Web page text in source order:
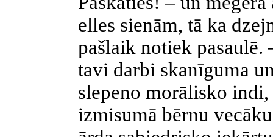
elles sienām, tā ka
pašlaik notiek
tavi darbi skanīguma
slepeno morālisko
izmisumā bērnu